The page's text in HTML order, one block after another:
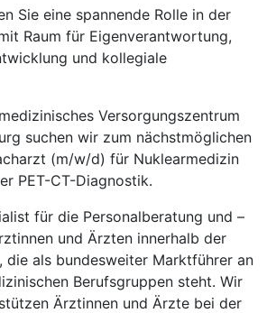
Sie eine spannende Rolle in der
Raum für Eigenverantwortung,
und kollegiale
Versorgungszentrum
suchen wir zum nächstmöglichen
(m/w/d) für Nuklearmedizin
PET-CT-Diagnostik.
für die Personalberatung und –
und Ärzten innerhalb der
als bundesweiter Marktführer an
Berufsgruppen steht. Wir
Ärztinnen und Ärzte bei der